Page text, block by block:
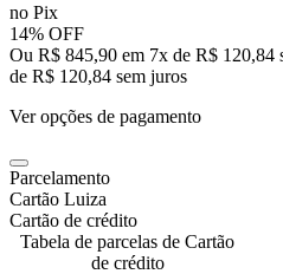
no Pix
14% OFF
Ou R$ 845,90 em 7x de R$ 120,84
de R$ 120,84 sem juros
Ver opções de pagamento
Parcelamento
Cartão Luiza
Cartão de crédito
Tabela de parcelas de Cartão
de crédito